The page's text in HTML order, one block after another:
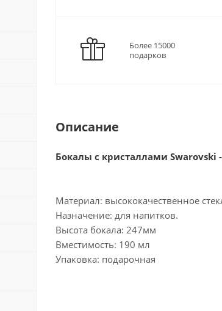
Более 15000
подарков
Описание
Бокалы с кристаллами
Материал: высококачественное
Назначение: для напитков.
Высота бокала: 247мм
Вместимость: 190 мл
Упаковка: подарочная